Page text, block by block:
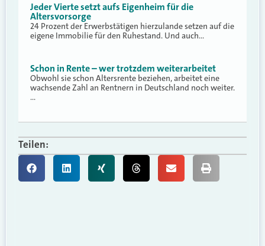
Jeder Vierte setzt aufs Eigenheim für die
Altersvorsorge
24 Prozent der Erwerbstätigen hierzulande setzen auf die
eigene Immobilie für den Ruhestand. Und auch…
Schon in Rente – wer trotzdem weiterarbeitet
Obwohl sie schon Altersrente beziehen, arbeitet eine
wachsende Zahl an Rentnern in Deutschland noch weiter.
…
Teilen: